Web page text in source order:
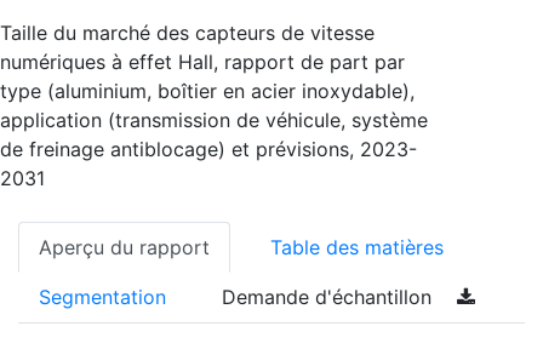
Taille du marché des capteurs de vitesse
numériques à effet Hall, rapport de part par
type (aluminium, boîtier en acier inoxydable),
application (transmission de véhicule, système
de freinage antiblocage) et prévisions, 2023-
2031
Aperçu du rapport Table des matières
Segmentation Demande d'échantillon